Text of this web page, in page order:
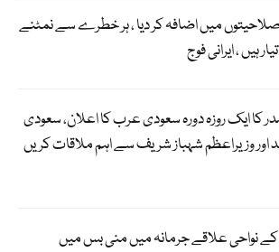
میں اضافہ کر دیا ، ہر خطرے سے نمٹنے
ہیں ، ایرانی فوج
کا ایک روزہ دورہ سعودی عرب کا اعلان، سعودی
اور وزیراعظم شہباز شریف سے اہم ملاقات کریں
نواحی علاقے جرمانہ میں منی بس میں